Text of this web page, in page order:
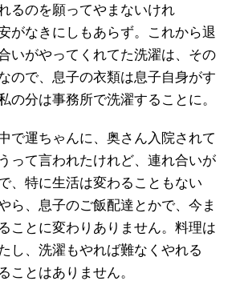
るのを願ってやまないけれ
がなきにしもあらず。これから退
いがやってくれてた洗濯は、その
ので、息子の衣類は息子自身がす
の分は事務所で洗濯することに。
で運ちゃんに、奥さん入院されて
って言われたけれど、連れ合いが
、特に生活は変わることもない
ら、息子のご飯配達とかで、今ま
ことに変わりありません。料理は
し、洗濯もやれば難なくやれる
ことはありません。